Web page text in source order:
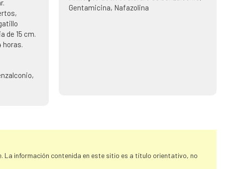
de 15 cm.
horas.
Gentamicina, Nafazolina
información contenida en este sitio es a título orientativo, no